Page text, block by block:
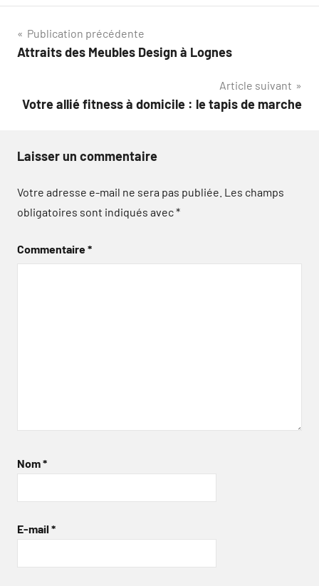
Navigation
de
Publication précédente
Attraits des Meubles Design à Lognes
Article suivant
Votre allié fitness à domicile : le tapis de marche
Laisser un commentaire
Votre adresse e-mail ne sera pas publiée. Les champs
obligatoires sont indiqués avec*
Commentaire*
Nom*
E-mail *